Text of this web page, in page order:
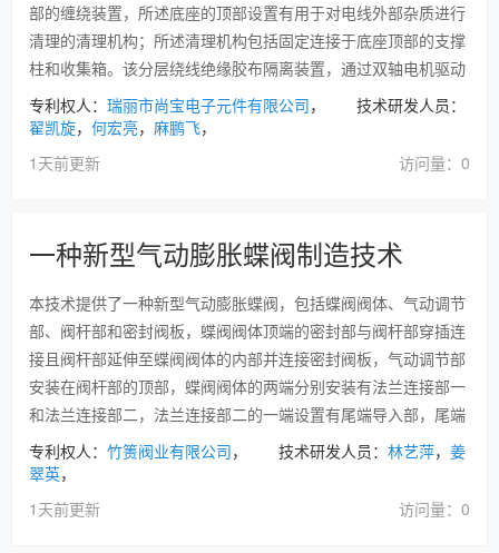
部的缠绕装置，所述底座的顶部设置有用于对电线外部杂质进行
清理的清理机构；所述清理机构包括固定连接于底座顶部的支撑
柱和收集箱。该分层绕线绝缘胶布隔离装置，通过双轴电机驱动
专利权人： 瑞丽市尚宝电子元件有限公司， 技术研发人员：
翟凯旋， 何宏亮， 麻鹏飞，
1天前更新
访问量：0
一种新型气动膨胀蝶阀制造技术
本技术提供了一种新型气动膨胀蝶阀，包括蝶阀阀体、气动调节
部、阀杆部和密封阀板，蝶阀阀体顶端的密封部与阀杆部穿插连
接且阀杆部延伸至蝶阀阀体的内部并连接密封阀板，气动调节部
安装在阀杆部的顶部，蝶阀阀体的两端分别安装有法兰连接部一
和法兰连接部二，法兰连接部二的一端设置有尾端导入部，尾端
专利权人： 竹箦阀业有限公司， 技术研发人员： 林艺萍， 姜
翠英，
1天前更新
访问量：0